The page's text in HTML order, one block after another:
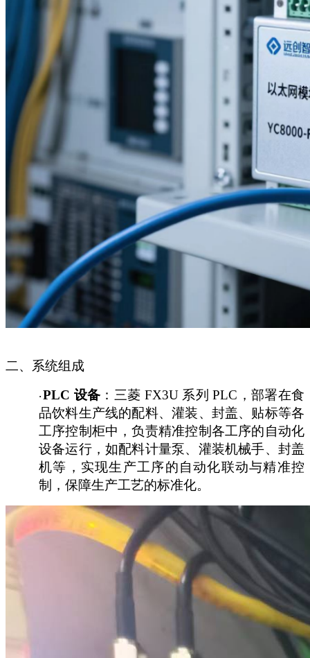
二、系统组成
· PLC 设备：三菱 FX3U 系列 PLC，部署在食
品饮料生产线的配料、灌装、封盖、贴标等各
工序控制柜中，负责精准控制各工序的自动化
设备运行，如配料计量泵、灌装机械手、封盖
机等，实现生产工序的自动化联动与精准控
制，保障生产工艺的标准化。